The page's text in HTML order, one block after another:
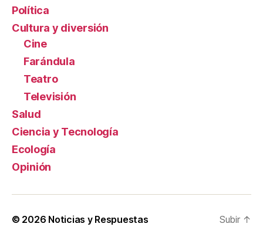
Política
Cultura y diversión
Cine
Farándula
Teatro
Televisión
Salud
Ciencia y Tecnología
Ecología
Opinión
© 2026 Noticias y Respuestas Subir ↑